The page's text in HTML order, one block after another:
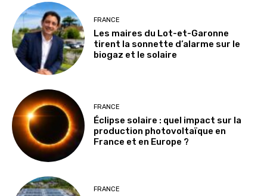
FRANCE
Les maires du Lot-et-Garonne
tirent la sonnette d’alarme sur le
biogaz et le solaire
FRANCE
Éclipse solaire : quel impact sur la
production photovoltaïque en
France et en Europe ?
FRANCE